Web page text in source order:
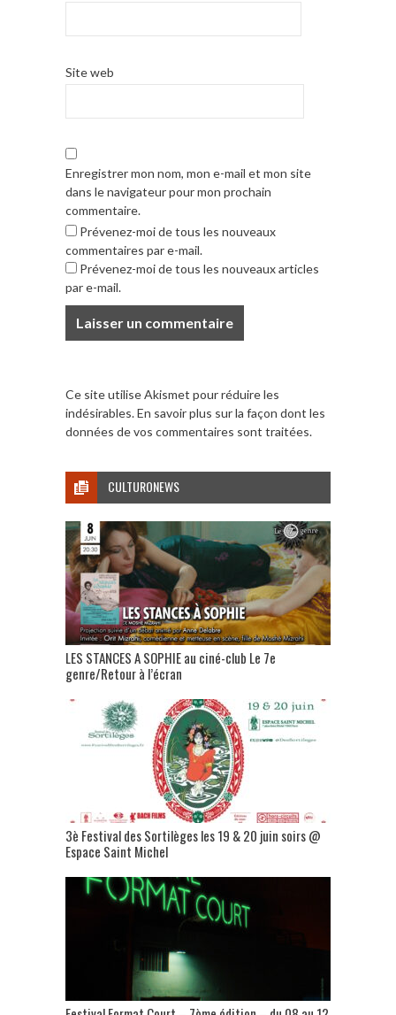
Site web
Enregistrer mon nom, mon e-mail et mon site
dans le navigateur pour mon prochain
commentaire.
Prévenez-moi de tous les nouveaux
commentaires par e-mail.
Prévenez-moi de tous les nouveaux articles
par e-mail.
Ce site utilise Akismet pour réduire les
indésirables.En savoir plus sur la façon dont les
données de vos commentaires sont traitées.
CULTURONEWS
LES STANCES A SOPHIE au ciné-club Le 7e
genre/Retour à l’écran
3è Festival des Sortilèges les 19 & 20 juin soirs @
Espace Saint Michel